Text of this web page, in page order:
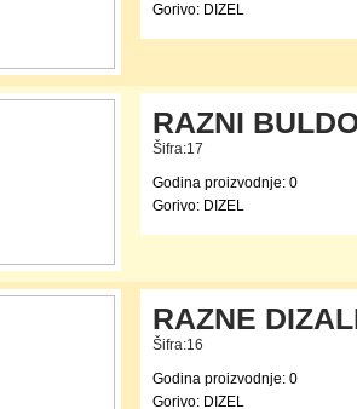
Gorivo: DIZEL
RAZNI
Šifra:17
Godina proizvodnje: 0
Gorivo: DIZEL
RAZNE
Šifra:16
Godina proizvodnje: 0
Gorivo: DIZEL